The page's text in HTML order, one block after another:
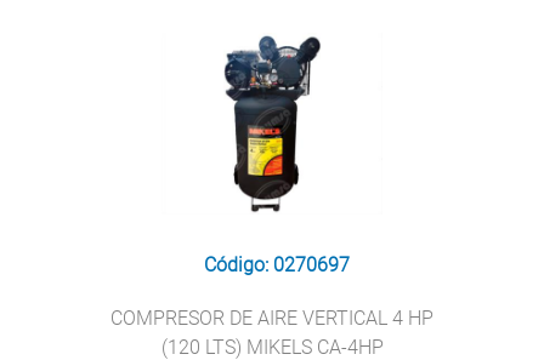
Código: 0270697
COMPRESOR DE AIRE VERTICAL 4 HP
(120 LTS) MIKELS CA-4HP